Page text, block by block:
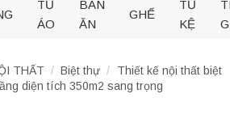
TỦ
ÁO
BÀN
ĂN
GHẾ
TỦ
KỆ
THẤT / Biệt thự /
Thiết kế nội thất biệt
diện tích 350m2 sang trọng